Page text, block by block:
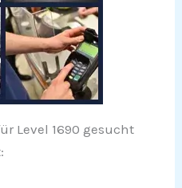
Level 1690 gesucht